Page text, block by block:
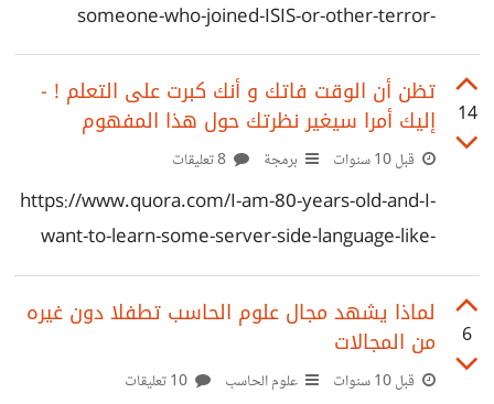
someone-who-joined-ISIS-or-other-terror-
organizations
14
تظن أن الوقت فاتك و أنك كبرت على التعلم ! -
إليك أمرا سيغير نظرتك حول هذا المفهوم
قبل 10 سنوات برمجة
https://www.quora.com/I-am-80-years-old-and-I-
want-to-learn-some-server-side-language-like-
Ruby-Python-Scala-etc-How-can-I-accomplish-
my-goal-faster
6
لماذا يشهد مجال علوم الحاسب تطفلا دون غيره
من المجالات
قبل 10 سنوات علوم الحاسب